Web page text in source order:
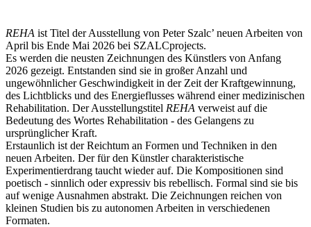
REHA ist Titel der Ausstellung von Peter Szalc’ neuen Arbeiten von
April bis Ende Mai 2026 bei SZALCprojects.
Es werden die neusten Zeichnungen des Künstlers von Anfang
2026 gezeigt. Entstanden sind sie in großer Anzahl und
ungewöhnlicher Geschwindigkeit in der Zeit der Kraftgewinnung,
des Lichtblicks und des Energieflusses während einer medizinischen
Rehabilitation. Der Ausstellungstitel REHA verweist auf die
Bedeutung des Wortes Rehabilitation - des Gelangens zu
ursprünglicher Kraft.
Erstaunlich ist der Reichtum an Formen und Techniken in den
neuen Arbeiten. Der für den Künstler charakteristische
Experimentierdrang taucht wieder auf. Die Kompositionen sind
poetisch - sinnlich oder expressiv bis rebellisch. Formal sind sie bis
auf wenige Ausnahmen abstrakt. Die Zeichnungen reichen von
kleinen Studien bis zu autonomen Arbeiten in verschiedenen
Formaten.